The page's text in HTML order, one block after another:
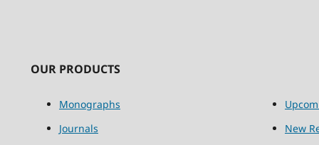
OUR PRODUCTS
Monographs
Journals
New